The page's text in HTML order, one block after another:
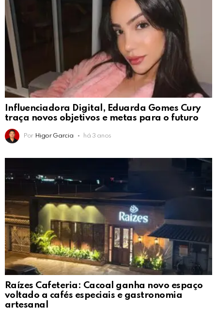
Influenciadora Digital, Eduarda Gomes Cury
traça novos objetivos e metas para o futuro
Por Higor Garcia há 3 anos
Raízes Cafeteria: Cacoal ganha novo espaço
voltado a cafés especiais e gastronomia
artesanal